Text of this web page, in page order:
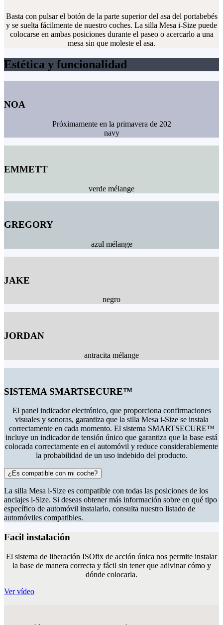
Basta con pulsar el botón de la parte superior del asa del portabebés
y se suelta fácilmente de nuestro coches. La silla Mesa i-Size puede
colocarse en ambas posiciones durante el paseo o acercarlo a una
mesa sin que moleste el asa.
Estética y funcionalidad
NOA
Próximamente en la primavera de 202
navy
EMMETT
verde mélange
GREGORY
azul mélange
JAKE
negro
JORDAN
antracita mélange
SISTEMA SMARTSECURE™
El panel indicador electrónico, que proporciona confirmaciones
visuales y sonoras, garantiza que la silla Mesa i-Size se instala
correctamente en cada momento. El sistema SMARTSECURE™
incluye un indicador de tensión único que garantiza que la base está
colocada correctamente en el automóvil y reduce considerablemente
la probabilidad de un uso indebido del producto.
¿Es compatible con mi coche?
La silla Mesa i-Size es compatible con todas las posiciones de los
anclajes i-Size. Si deseas obtener más información sobre en qué tipo
específico de automóvil instalarlo, consulta nuestro listado de
automóviles compatibles.
Facil instalación
El sistema de liberación ISOfix de acción única nos permite instalar
la base de manera correcta y fácil sin tener que adivinar cómo y
dónde colocarla.
Ver vídeo